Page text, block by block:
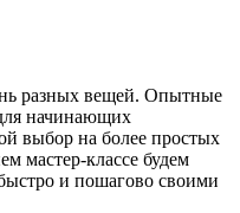
разных вещей. Опытные
начинающих
выбор на более простых
мастер-классе будем
и пошагово своими